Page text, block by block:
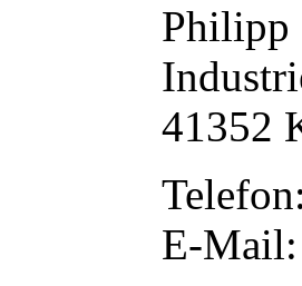
Philipp
41352
E-Mail: